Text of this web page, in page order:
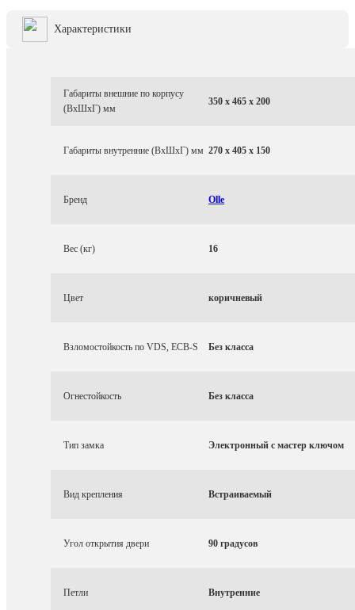
Характеристики
Габариты внешние по корпусу
(ВхШхГ) мм
350 x 465 x 200
Габариты внутренние (ВхШхГ) мм 270 x 405 x 150
Бренд Olle
Вес (кг) 16
Цвет коричневый
Взломостойкость по VDS, ECB-S Без класса
Огнестойкость Без класса
Тип замка Электронный с мастер ключом
Вид крепления Встраиваемый
Угол открытия двери 90 градусов
Петли Внутренние